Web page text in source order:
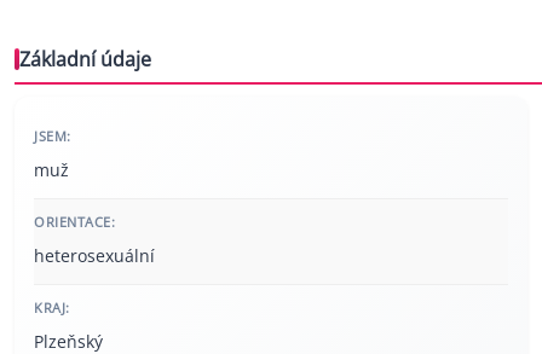
Základní údaje
JSEM:
muž
ORIENTACE:
heterosexuální
KRAJ:
Plzeňský